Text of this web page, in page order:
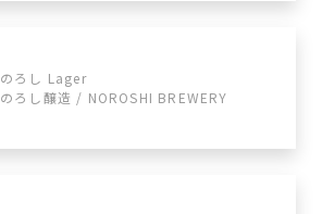
のろし Lager
のろし醸造 / NOROSHI BREWERY